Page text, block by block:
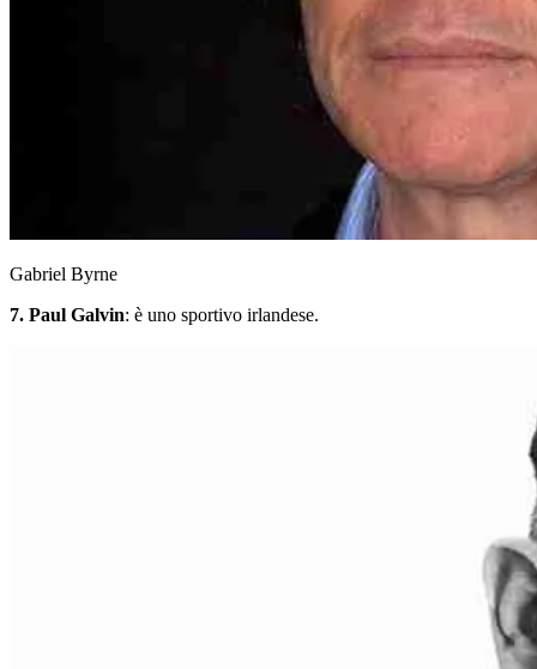
Gabriel Byrne
7. Paul Galvin: è uno sportivo irlandese.